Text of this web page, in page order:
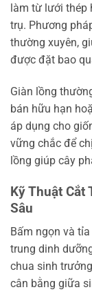
làm từ lưới thép
trụ. Phương
thường xuyên,
được đặt bao
Giàn lồng
bán hữu hạn
áp dụng cho
vững chắc để
lồng giúp cây
Kỹ Thuật Cắt
Sâu
Bấm ngọn và
trung dinh
chua sinh
cân bằng giữa